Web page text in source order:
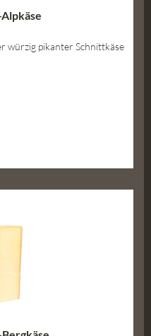
würzig pikanter Schnittkäse